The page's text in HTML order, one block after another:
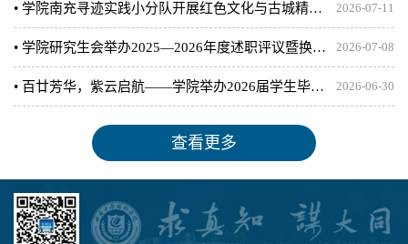
2026-07-11
• 学院南充寻迹实践小分队开展红色文化与古城精神国际传播调研
2026-07-08
• 学院研究生会举办2025—2026年度述职评议暨换届选举大会
2026-06-30
• 百廿芳华，紫云启航——学院举办2026届学生毕业典礼暨学位授予仪式
查看更多